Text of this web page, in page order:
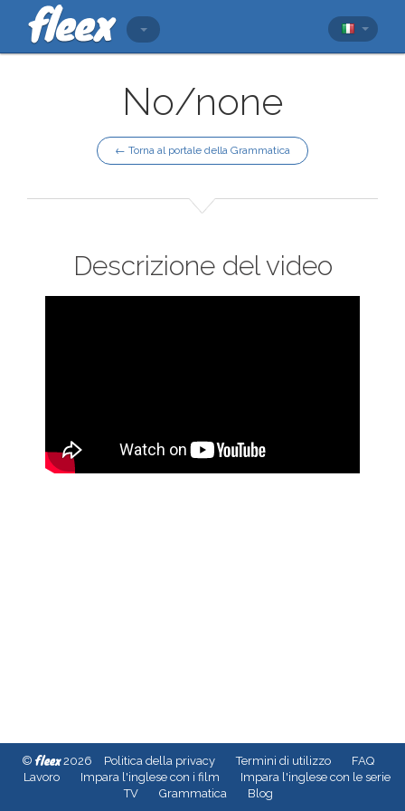
No/none
← Torna al portale della Grammatica
Descrizione del video
© fleex2026 Politica della privacy Termini di utilizzo
FAQ
Lavoro
Impara l'inglese con i film
Impara l'inglese con le serie
TV
Grammatica Blog